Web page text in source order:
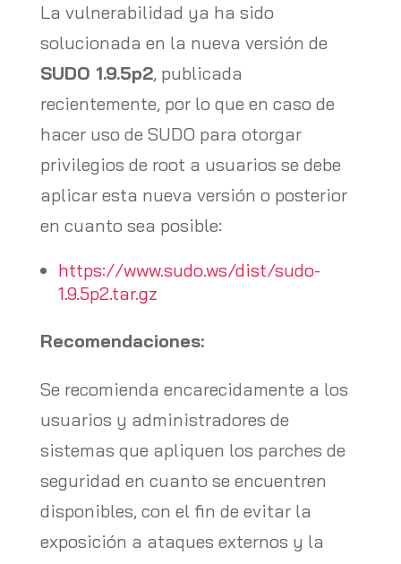
La vulnerabilidad ya ha sido
solucionada en la nueva versión de
SUDO 1.9.5p2, publicada
recientemente, por lo que en caso de
hacer uso de SUDO para otorgar
privilegios de root a usuarios se debe
aplicar esta nueva versión o posterior
en cuanto sea posible:
https://www.sudo.ws/dist/sudo-
1.9.5p2.tar.gz
Recomendaciones:
Se recomienda encarecidamente a los
usuarios y administradores de
sistemas que apliquen los parches de
seguridad en cuanto se encuentren
disponibles, con el fin de evitar la
exposición a ataques externos y la